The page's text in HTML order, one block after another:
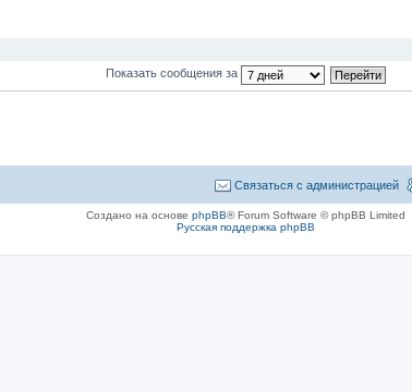
Показать сообщения за
Связаться с администрацией
Создано на основе phpBB® Forum Software © phpBB Limited
Русская поддержка phpBB